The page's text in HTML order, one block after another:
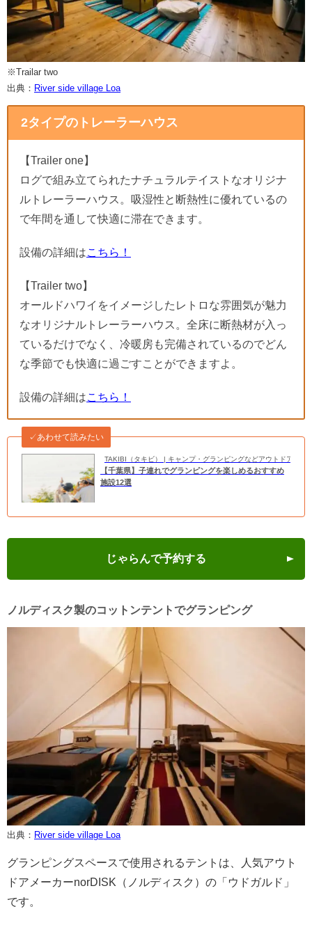
※Trailar two
出典： River side village Loa
2タイプのトレーラーハウス
【Trailer one】
ログで組み立てられたナチュラルテイストなオリジナ
ルトレーラーハウス。吸湿性と断熱性に優れているの
で年間を通して快適に滞在できます。
設備の詳細はこちら！
【Trailer two】
オールドハワイをイメージしたレトロな雰囲気が魅力
なオリジナルトレーラーハウス。全床に断熱材が入っ
ているだけでなく、冷暖房も完備されているのでどん
な季節でも快適に過ごすことができますよ。
設備の詳細はこちら！
TAKIBI（タキビ） | キャンプ・グランピングなどアウトドアの総
✓あわせて読みたい
【千葉県】子連れでグランピングを楽しめるおすすめ
施設12選
じゃらんで予約する
ノルディスク製のコットンテントでグランピング
出典： River side village Loa
グランピングスペースで使用されるテントは、人気アウト
ドアメーカーnorDISK（ノルディスク）の「ウドガルド」
です。